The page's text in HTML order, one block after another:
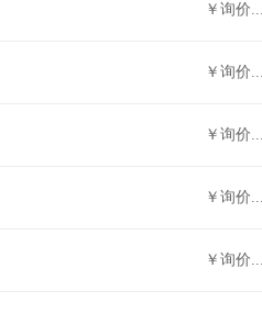
￥询价...
￥询价...
￥询价...
￥询价...
￥询价...